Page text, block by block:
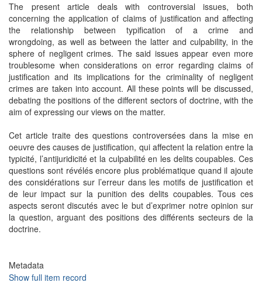
The present article deals with controversial issues, both
concerning the application of claims of justification and affecting
the relationship between typification of a crime and
wrongdoing, as well as between the latter and culpability, in the
sphere of negligent crimes. The said issues appear even more
troublesome when considerations on error regarding claims of
justification and its implications for the criminality of negligent
crimes are taken into account. All these points will be discussed,
debating the positions of the different sectors of doctrine, with the
aim of expressing our views on the matter.
Cet article traite des questions controversées dans la mise en
oeuvre des causes de justification, qui affectent la relation entre la
typicité, l’antijuridicité et la culpabilité en les delits coupables. Ces
questions sont révélés encore plus problématique quand il ajoute
des considérations sur l’erreur dans les motifs de justification et
de leur impact sur la punition des delits coupables. Tous ces
aspects seront discutés avec le but d’exprimer notre opinion sur
la question, arguant des positions des différents secteurs de la
doctrine.
Metadata
Show full item record